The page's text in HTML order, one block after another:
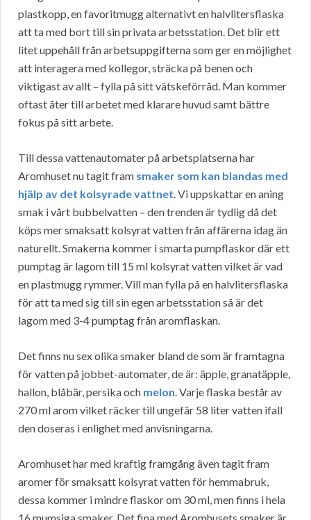
plastkopp, en favoritmugg alternativt en halvlitersflaska
att ta med bort till sin privata arbetsstation. Det blir ett
litet uppehåll från arbetsuppgifterna som ger en möjlighet
att interagera med kollegor, sträcka på benen och
viktigast av allt – fylla på sitt vätskeförråd. Man kommer
oftast åter till arbetet med klarare huvud samt bättre
fokus på sitt arbete.
Till dessa vattenautomater på arbetsplatserna har
Aromhuset nu tagit fram smaker som kan blandas med
hjälp av det kolsyrade vattnet. Vi uppskattar en aning
smak i vårt bubbelvatten – den trenden är tydlig då det
köps mer smaksatt kolsyrat vatten från affärerna idag än
naturellt. Smakerna kommer i smarta pumpflaskor där ett
pumptag är lagom till 15 ml kolsyrat vatten vilket är vad
en plastmugg rymmer. Vill man fylla på en halvlitersflaska
för att ta med sig till sin egen arbetsstation så är det
lagom med 3-4 pumptag från aromflaskan.
Det finns nu sex olika smaker bland de som är framtagna
för vatten på jobbet-automater, de är: äpple, granatäpple,
hallon, blåbär, persika och melon. Varje flaska består av
270 ml arom vilket räcker till ungefär 58 liter vatten ifall
den doseras i enlighet med anvisningarna.
Aromhuset har med kraftig framgång även tagit fram
aromer för smaksatt kolsyrat vatten för hemmabruk,
dessa kommer i mindre flaskor om 30 ml, men finns i hela